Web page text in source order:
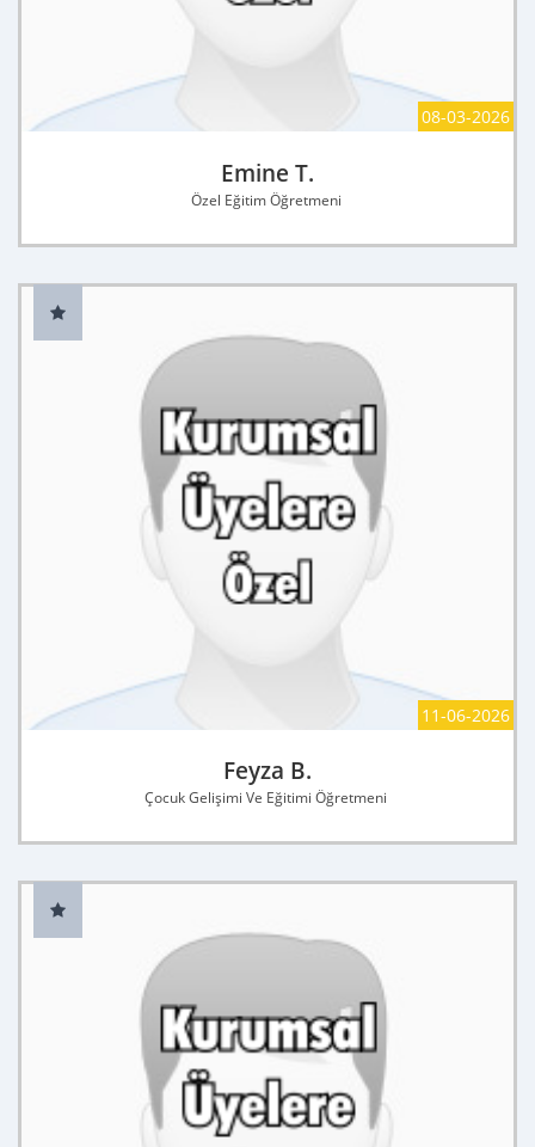
08-03-2026
Emine T.
Özel Eğitim Öğretmeni
11-06-2026
Feyza B.
Çocuk Gelişimi Ve Eğitimi Öğretmeni